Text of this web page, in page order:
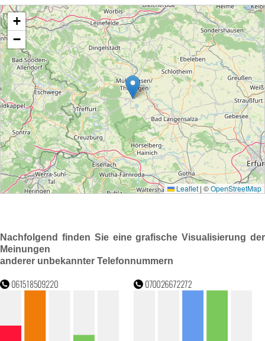
Nachfolgend finden Sie eine grafische Visualisierung der
Meinungen
anderer unbekannter Telefonnummern